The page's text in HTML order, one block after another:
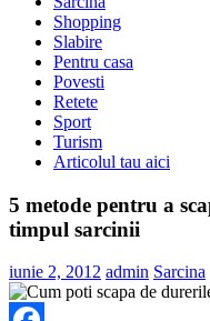
Shopping
Slabire
Pentru casa
Povesti
Retete
Sport
Turism
Articolul tau aici
5 metode pentru a
timpul sarcinii
iunie 2, 2012 admin Sarcina